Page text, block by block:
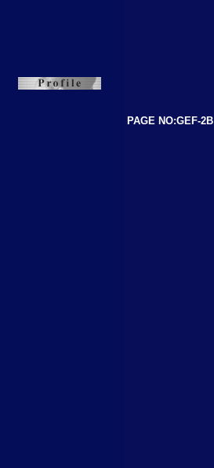
PAGE NO:GEF-2B